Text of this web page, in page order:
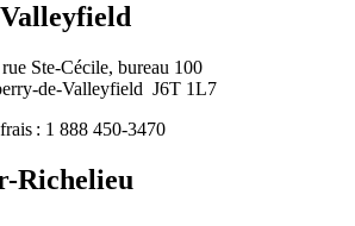
Ste-Cécile, bureau 100
de-Valleyfield J6T 1L7
: 1 888 450-3470
Richelieu